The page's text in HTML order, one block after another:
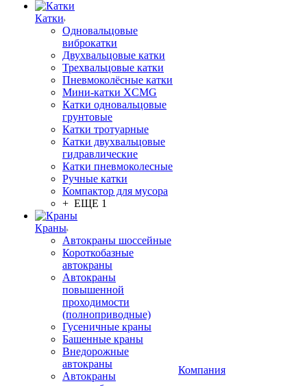
Катки
Одновальцовые
виброкатки
Двухвальцовые катки
Трехвальцовые катки
Пневмоколёсные катки
Мини-катки XCMG
Катки одновальцовые
грунтовые
Катки тротуарные
Катки двухвальцовые
гидравлические
Катки пневмоколесные
Ручные катки
Компактор для мусора
+ ЕЩЕ 1
Краны
Автокраны шоссейные
Короткобазные
автокраны
Автокраны
повышенной
проходимости
(полноприводные)
Гусеничные краны
Башенные краны
Внедорожные
автокраны
Автокраны
Компания